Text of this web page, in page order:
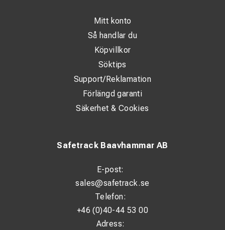
Safetrack Baavhammar AB
E-post:
sales@safetrack.se
Telefon:
+46 (0)40-44 53 00
Adress:
Mitt konto
Så handlar du
Köpvillkor
Söktips
Support/Reklamation
Förlängd garanti
Säkerhet & Cookies